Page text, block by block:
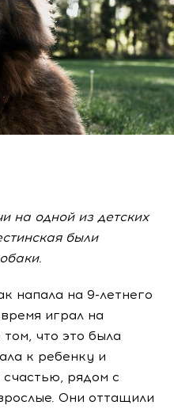
на одной из детских
были
напала на 9-летнего
играл на
что это была
к ребенку и
рядом с
Они оттащили